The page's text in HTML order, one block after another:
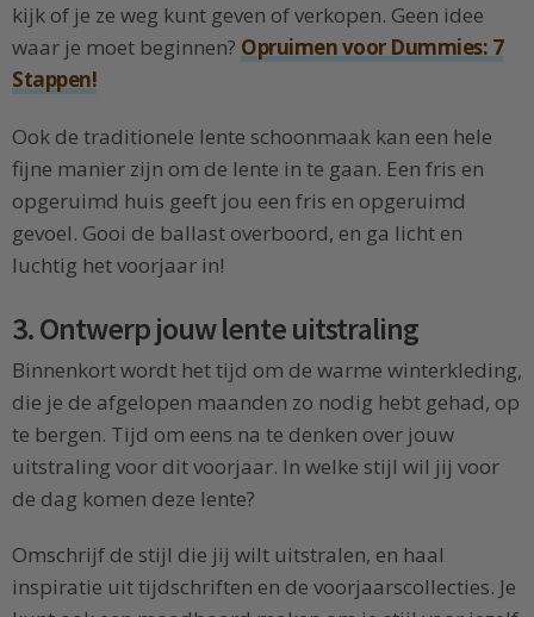
kijk of je ze weg kunt geven of verkopen. Geen idee
waar je moet beginnen? Opruimen voor Dummies: 7
Stappen!
Ook de traditionele lente schoonmaak kan een hele
fijne manier zijn om de lente in te gaan. Een fris en
opgeruimd huis geeft jou een fris en opgeruimd
gevoel. Gooi de ballast overboord, en ga licht en
luchtig het voorjaar in!
3. Ontwerp jouw lente uitstraling
Binnenkort wordt het tijd om de warme winterkleding,
die je de afgelopen maanden zo nodig hebt gehad, op
te bergen. Tijd om eens na te denken over jouw
uitstraling voor dit voorjaar. In welke stijl wil jij voor
de dag komen deze lente?
Omschrijf de stijl die jij wilt uitstralen, en haal
inspiratie uit tijdschriften en de voorjaarscollecties. Je